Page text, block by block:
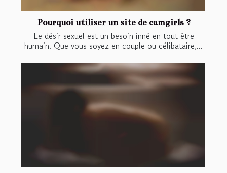
Pourquoi utiliser un site de camgirls ?
Le désir sexuel est un besoin inné en tout être
humain. Que vous soyez en couple ou célibataire,...